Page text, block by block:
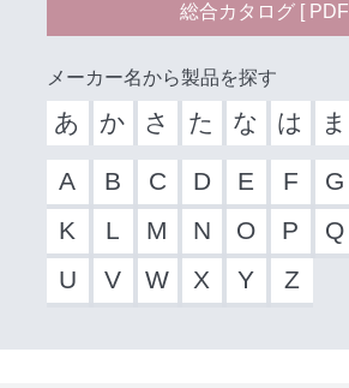
総合カタログ [ PDF ]
メーカー名から製品を探す
あ か さ た な は ま
A B C D E F G
K
L M N O P Q
U
V W X Y Z